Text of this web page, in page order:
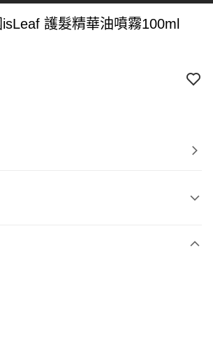
isLeaf 護髮精華油噴霧100ml